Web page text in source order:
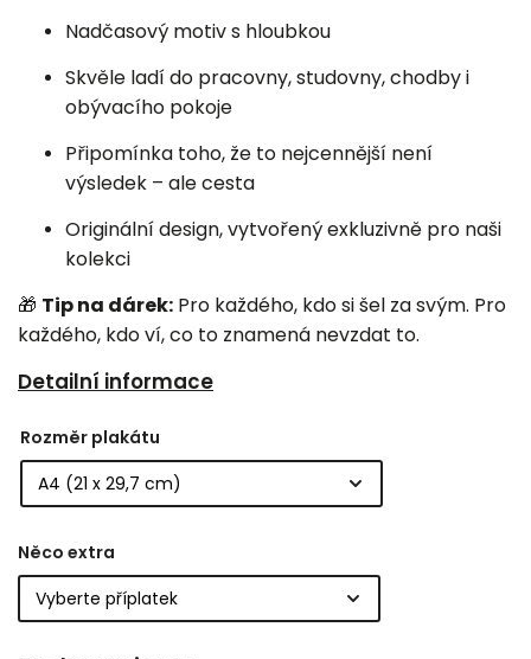
Nadčasový motiv s hloubkou
Skvěle ladí do pracovny, studovny, chodby i
obývacího pokoje
Připomínka toho, že to nejcennější není
výsledek – ale cesta
Originální design, vytvořený exkluzivně pro naši
kolekci
🎁 Tip na dárek: Pro každého, kdo si šel za svým. Pro
každého, kdo ví, co to znamená nevzdat to.
Detailní informace
Rozměr plakátu
Něco extra